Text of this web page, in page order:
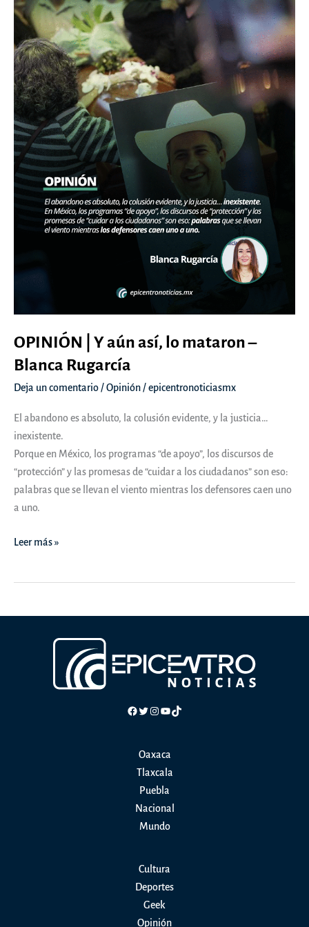
OPINIÓN | Y aún así, lo mataron –
Blanca Rugarcía
Deja un comentario/Opinión/epicentronoticiasmx
El abandono es absoluto, la colusión evidente, y la justicia…
inexistente.
Porque en México, los programas “de apoyo”, los discursos de
“protección” y las promesas de “cuidar a los ciudadanos” son eso:
palabras que se llevan el viento mientras los defensores caen uno
a uno.
OPINIÓN
Leer más »
Facebook
Twitter
Instagram
YouTube
TikTok
Oaxaca
Tlaxcala
Puebla
Nacional
Mundo
Cultura
Deportes
Geek
Opinión